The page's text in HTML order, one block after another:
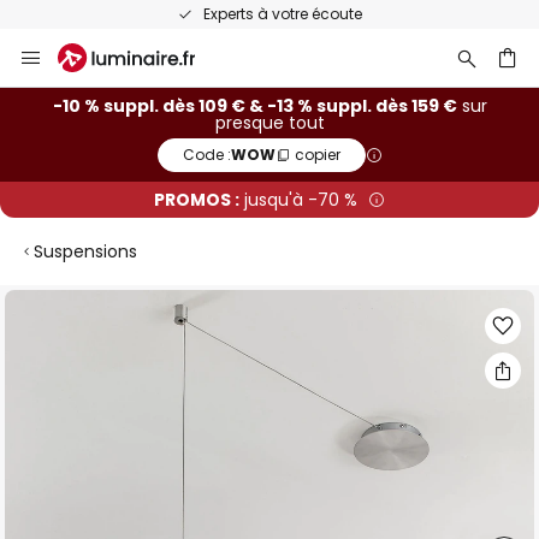
Experts à votre écoute
Allez
au
contenu
-10 % suppl. dès 109 € & -13 % suppl. dès 159 €sur
presque tout
Code :WOW copier
PROMOS : jusqu'à -70 %
Suspensions
Skip